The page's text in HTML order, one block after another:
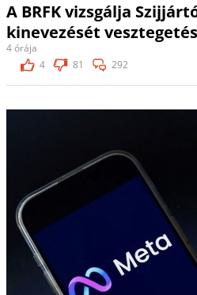
A BRFK vizsgálja
kinevezését
4 órája
4
81 292